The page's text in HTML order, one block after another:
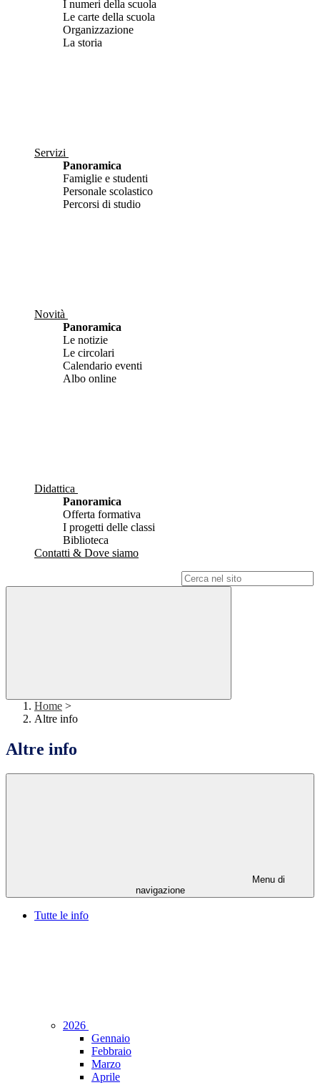
I numeri della scuola
Le carte della scuola
Organizzazione
La storia
Servizi
Panoramica
Famiglie e studenti
Personale scolastico
Percorsi di studio
Novità
Panoramica
Le notizie
Le circolari
Calendario eventi
Albo online
Didattica
Panoramica
Offerta formativa
I progetti delle classi
Biblioteca
Contatti & Dove siamo
Home >
Altre info
Altre info
Menu di
navigazione
Tutte le info
2026
Gennaio
Febbraio
Marzo
Aprile